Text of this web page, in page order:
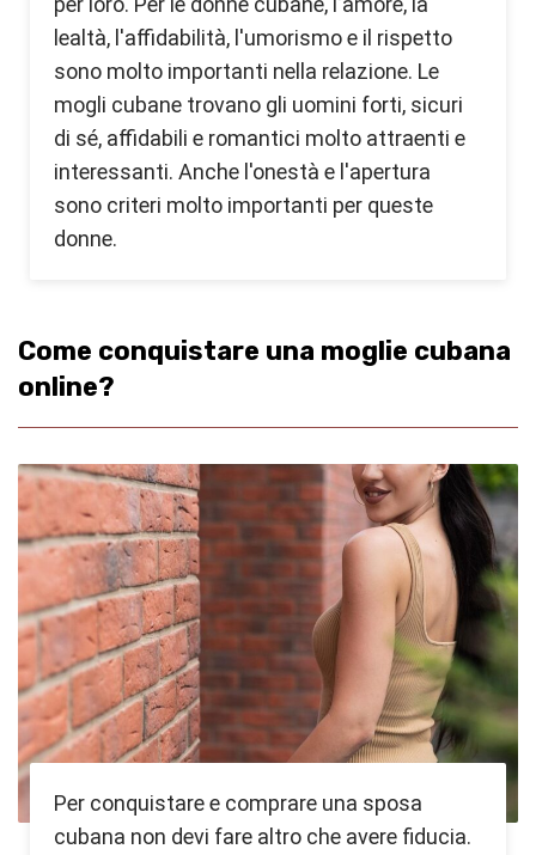
lealtà, l'affidabilità, l'umorismo e il rispetto
sono molto importanti nella relazione. Le
mogli cubane trovano gli uomini forti, sicuri
di sé, affidabili e romantici molto attraenti e
interessanti. Anche l'onestà e l'apertura
sono criteri molto importanti per queste
donne.
Come conquistare una moglie cubana
online?
Per conquistare e comprare una sposa
cubana non devi fare altro che avere fiducia.